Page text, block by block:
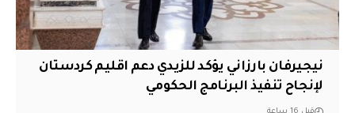
نيجيرفان بارزاني يؤكد للزيدي دعم اقليم ‏كردستان
لإنجاح تنفيذ البرنامج الحكومي